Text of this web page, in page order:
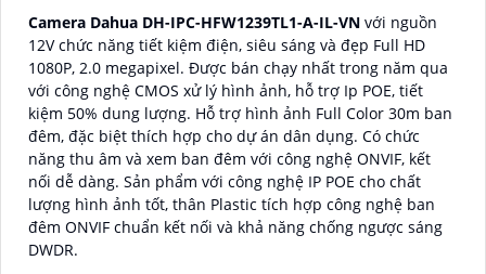
Camera Dahua DH-IPC-HFW1239TL1-A-IL-VN với nguồn
12V chức năng tiết kiệm điện, siêu sáng và đẹp Full HD
1080P, 2.0 megapixel. Được bán chạy nhất trong năm qua
với công nghệ CMOS xử lý hình ảnh, hỗ trợ Ip POE, tiết
kiệm 50% dung lượng. Hỗ trợ hình ảnh Full Color 30m ban
đêm, đặc biệt thích hợp cho dự án dân dụng. Có chức
năng thu âm và xem ban đêm với công nghệ ONVIF, kết
nối dễ dàng. Sản phẩm với công nghệ IP POE cho chất
lượng hình ảnh tốt, thân Plastic tích hợp công nghệ ban
đêm ONVIF chuẩn kết nối và khả năng chống ngược sáng
DWDR.